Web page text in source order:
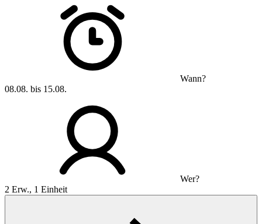
Wann?
08.08. bis 15.08.
Wer?
2 Erw., 1 Einheit